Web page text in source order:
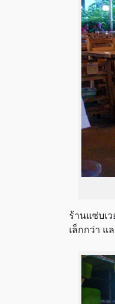
ร้านแซ่บเ
เล็กกว่า แ